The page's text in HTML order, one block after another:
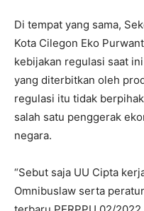
Di tempat yang sama,
Kota Cilegon Eko
kebijakan regulasi saat
yang diterbitkan oleh
regulasi itu tidak
salah satu penggerak
negara.
“Sebut saja UU Cipta
Omnibuslaw serta